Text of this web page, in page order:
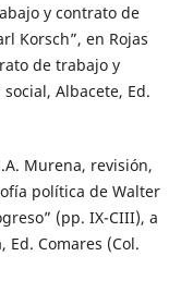
y contrato de
Korsch”, en Rojas
de trabajo y
Albacete, Ed.
Murena, revisión,
política de Walter
(pp. IX-CIII), a
Ed. Comares (Col.